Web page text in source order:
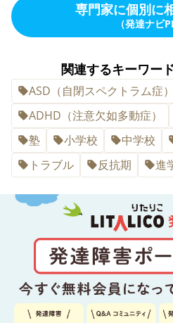
専門家に個別に
（発達ナビ
関連するキーワー
ASD（自閉スペクトラム症）
ADHD（注意欠如多動症）
塾
小学校 中学校
トラブル
反抗期 進